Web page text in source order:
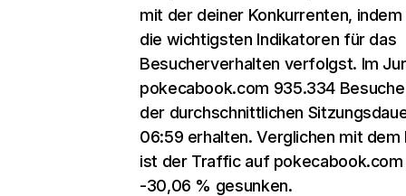
mit der deiner Konkurrenten, indem
die wichtigsten Indikatoren für das
Besucherverhalten verfolgst. Im
pokecabook.com 935.334
der durchschnittlichen
06:59 erhalten. Verglichen mit dem
ist der Traffic auf pokecabook.com
-30,06 % gesunken.